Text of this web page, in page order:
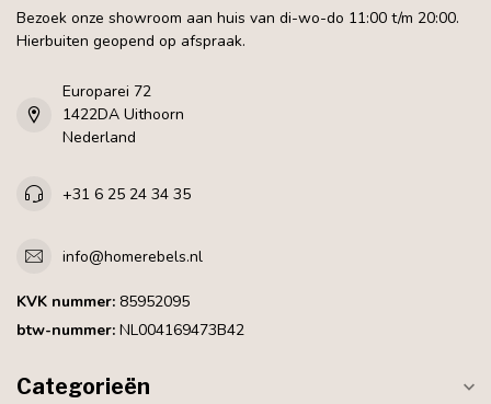
Bezoek onze showroom aan huis van di-wo-do 11:00 t/m 20:00.
Hierbuiten geopend op afspraak.
Europarei 72
1422DA Uithoorn
Nederland
+31 6 25 24 34 35
info@homerebels.nl
KVK nummer: 85952095
btw-nummer: NL004169473B42
Categorieën